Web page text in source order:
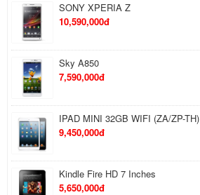
SONY XPERIA Z
10,590,000đ
Sky A850
7,590,000đ
IPAD MINI 32GB WIFI (ZA/ZP-TH)
9,450,000đ
Kindle Fire HD 7 Inches
5,650,000đ